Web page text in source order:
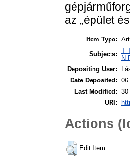
az „épület
Item Type:
Subjects: T
N
Depositing User:
Date Deposited: 06
Last Modified: 30
URI:
Actions
Edit Item